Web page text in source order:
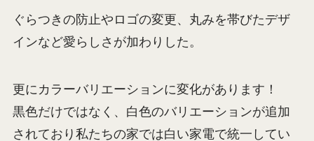
ぐらつきの防止やロゴの変更、丸みを帯びたデザ
インなど愛らしさが加わりした。
更にカラーバリエーションに変化があります！
黒色だけではなく、白色のバリエーションが追加
されており私たちの家では白い家電で統一してい